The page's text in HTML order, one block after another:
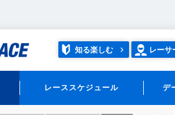
知る楽しむ レーサ
レーススケジュール デ